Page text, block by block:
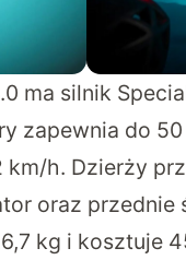
ma silnik
zapewnia do
h. Dzierży
oraz
kg i kosztuje